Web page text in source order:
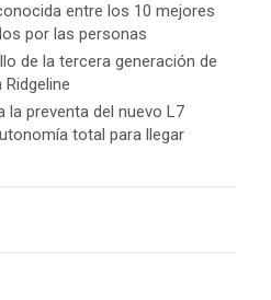
entre los 10 mejores
por las personas
de la tercera generación de
la preventa del nuevo L7
total para llegar